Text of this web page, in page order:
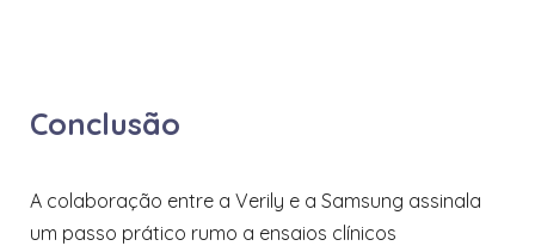
Conclusão
A colaboração entre a Verily e a Samsung assinala
um passo prático rumo a ensaios clínicos